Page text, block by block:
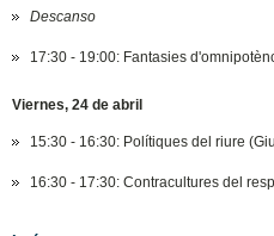
Descanso
17:30 - 19:00: Fantasies
Viernes, 24 de abril
15:30 - 16:30: Polítiques del riure
16:30 - 17:30: Contracultures del